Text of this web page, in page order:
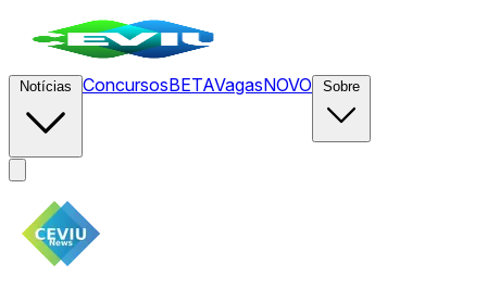
ConcursosBETAVagasNOVO